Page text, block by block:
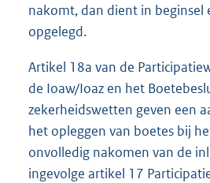
nakomt, dan dient in beginsel
opgelegd.
Artikel 18a van de
de Ioaw/Ioaz en het
zekerheidswetten geven een
het opleggen van boetes bij
onvolledig nakomen van de
ingevolge artikel 17